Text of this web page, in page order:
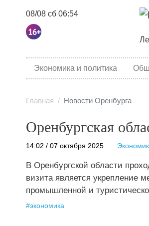
08/08 сб 06:54
category menu
Экономика и политика
Главная Новости Оренбурга
Оренбургская
14:02 / 07 октября 2025
В Оренбургской области
визита является укрепление
промышленной и
#экономика